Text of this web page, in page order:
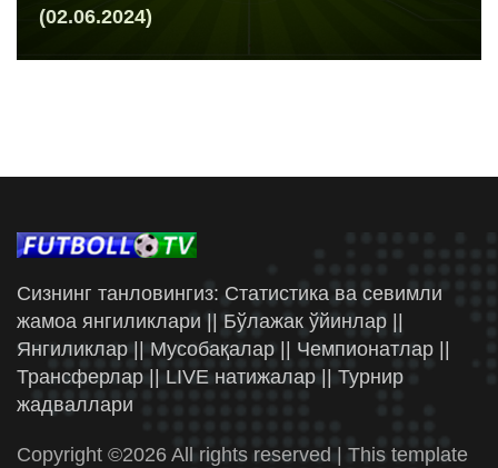
(02.06.2024)
Сизнинг танловингиз: Статистика ва севимли
жамоа янгиликлари || Бўлажак ўйинлар ||
Янгиликлар || Мусобақалар || Чемпионатлар ||
Трансферлар || LIVE натижалар || Турнир
жадваллари
Copyright ©2026 All rights reserved | This template